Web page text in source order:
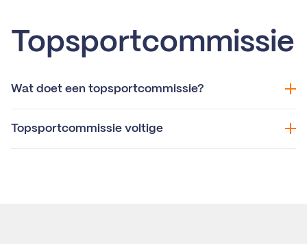
Topsportcommissie
Wat doet een topsportcommissie?
Topsportcommissie voltige